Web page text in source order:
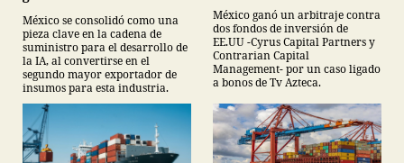
México se consolidó como una
pieza clave en la cadena de
suministro para el desarrollo de
la IA, al convertirse en el
segundo mayor exportador de
insumos para esta industria.
México ganó un arbitraje contra
dos fondos de inversión de
EE.UU -Cyrus Capital Partners y
Contrarian Capital
Management- por un caso ligado
a bonos de Tv Azteca.